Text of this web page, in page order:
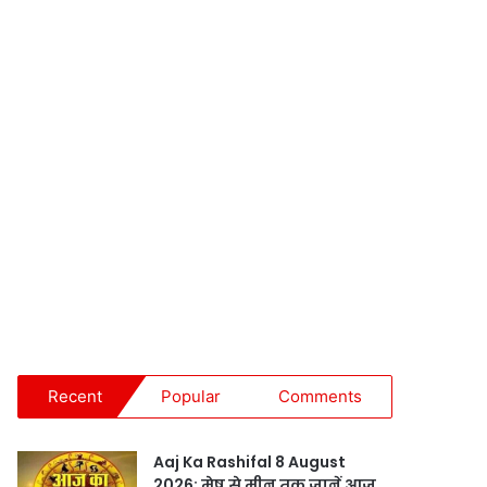
Recent Popular Comments
Aaj Ka Rashifal 8 August